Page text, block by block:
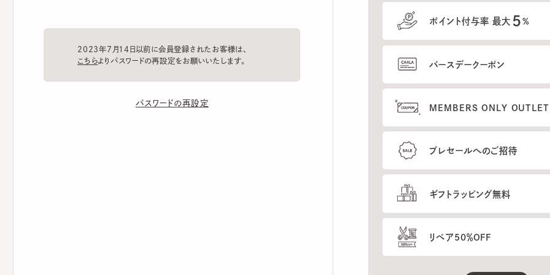
2023年7月14日以前に会員登録されたお客様は、
パスワードの再設定
ポイント付与率 最大 %
バースデークーポン
MEMBERS ONLY OUTLETのご
プレセールへのご招待
ギフトラッピング無料
リペア50％OFF